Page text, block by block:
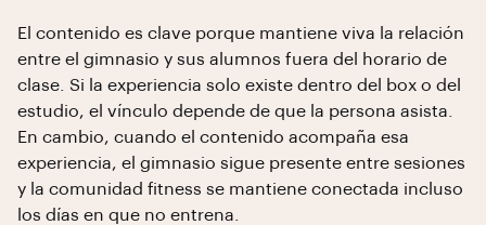
El contenido es clave porque mantiene viva la relación
entre el gimnasio y sus alumnos fuera del horario de
clase. Si la experiencia solo existe dentro del box o del
estudio, el vínculo depende de que la persona asista.
En cambio, cuando el contenido acompaña esa
experiencia, el gimnasio sigue presente entre sesiones
y la comunidad fitness se mantiene conectada incluso
los días en que no entrena.